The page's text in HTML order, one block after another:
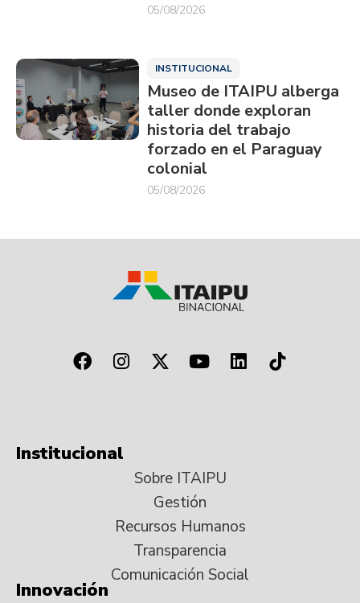
05/08/2026
INSTITUCIONAL
Museo de ITAIPU alberga
taller donde exploran
historia del trabajo
forzado en el Paraguay
colonial
05/08/2026
Institucional
Sobre ITAIPU
Gestión
Recursos Humanos
Transparencia
Comunicación Social
Innovación